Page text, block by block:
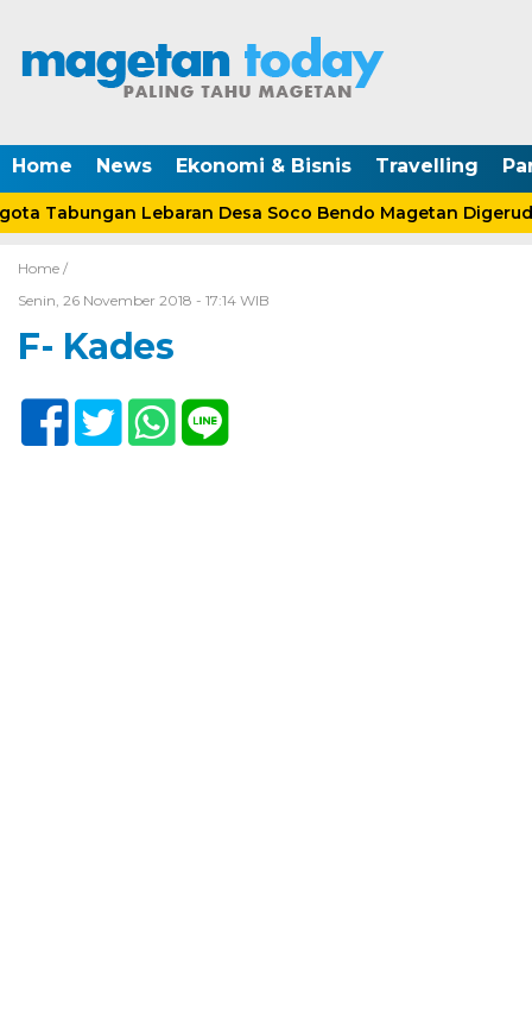
Home News Ekonomi & Bisnis Travelling
Tabungan Lebaran Desa Soco Bendo Magetan
Home /
Senin, 26 November 2018 - 17:14 WIB
F- Kades